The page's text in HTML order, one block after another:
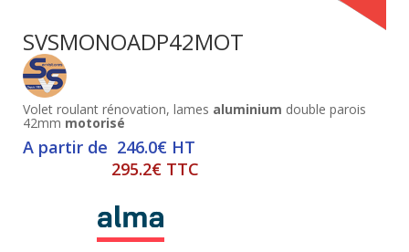
SVSMONOADP42MOT
Volet roulant rénovation, lames aluminium double parois
42mm motorisé
A partir de 246.0€ HT
295.2€ TTC